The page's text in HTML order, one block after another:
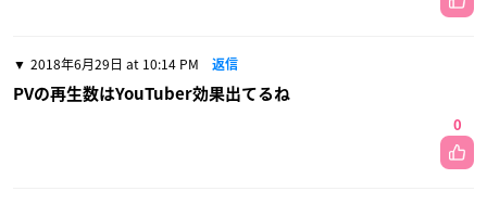
2018年6月29日 at 10:14 PM 返信
PVの再生数はYouTuber効果出てるね
0